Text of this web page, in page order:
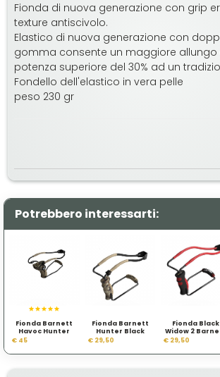
Fionda di nuova generazione con grip
texture antiscivolo.
Elastico di nuova generazione con
gomma consente un maggiore
potenza superiore del 30% ad un
Fondello dell'elastico in vera pelle
peso 230 gr
Potrebbero interessarti:
Fionda Barnett
Havoc Hunter
€ 45
Fionda Barnett
Hunter Black
€ 29,50
Fionda Black
Widow 2
€ 29,50